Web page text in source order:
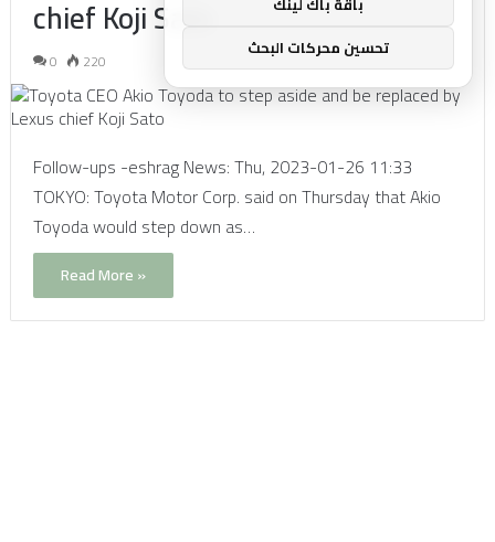
chief Koji Sato
0 220
Follow-ups -eshrag News: Thu, 2023-01-26 11:33
TOKYO: Toyota Motor Corp. said on Thursday that Akio
Toyoda would step down as…
Read More »
تحسين محركات البحث